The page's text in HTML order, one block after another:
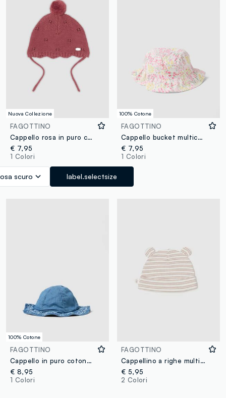
Nuova Collezione
FAGOTTINO
Cappello rosa in puro cotone organico jacquard traforato
€ 7,95
1 Colori
scuro label.selectsize
100% Cotone
FAGOTTINO
Cappello bucket multicolor in puro cotone per neonata
€ 7,95
1 Colori
100% Cotone
FAGOTTINO
Cappello in puro cotone denim blu per neonati con dettagli ricamati
€ 8,95
1 Colori
FAGOTTINO
Cappellino a righe multicolor da neonata in cotone elasticizzato
€ 5,95
2 Colori